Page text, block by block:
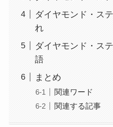
ダイヤモンド・ス
れ
ダイヤモンド・ス
語
まとめ
関連ワード
関連する記事